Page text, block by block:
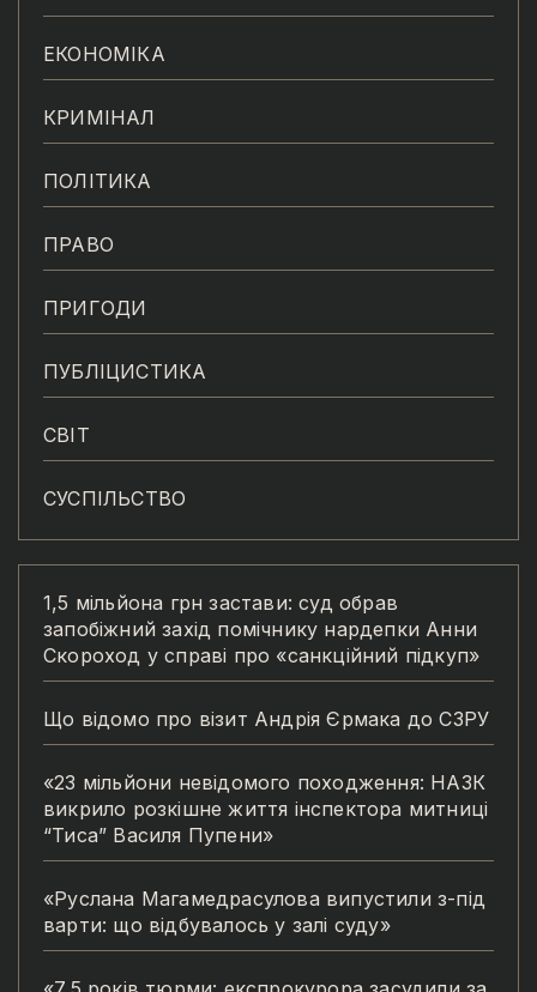
ЕКОНОМІКА
КРИМІНАЛ
ПОЛІТИКА
ПРАВО
ПРИГОДИ
ПУБЛІЦИСТИКА
СВІТ
СУСПІЛЬСТВО
1,5 мільйона грн застави: суд обрав
запобіжний захід помічнику нардепки Анни
Скороход у справі про «санкційний підкуп»
Що відомо про візит Андрія Єрмака до СЗРУ
«23 мільйони невідомого походження: НАЗК
викрило розкішне життя інспектора митниці
“Тиса” Василя Пупени»
«Руслана Магамедрасулова випустили з-під
варти: що відбувалось у залі суду»